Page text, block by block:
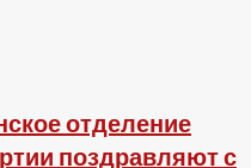
отделение
поздравляют с